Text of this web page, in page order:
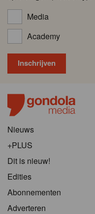
Media
Academy
Nieuws
+PLUS
Dit is nieuw!
Edities
Abonnementen
Adverteren